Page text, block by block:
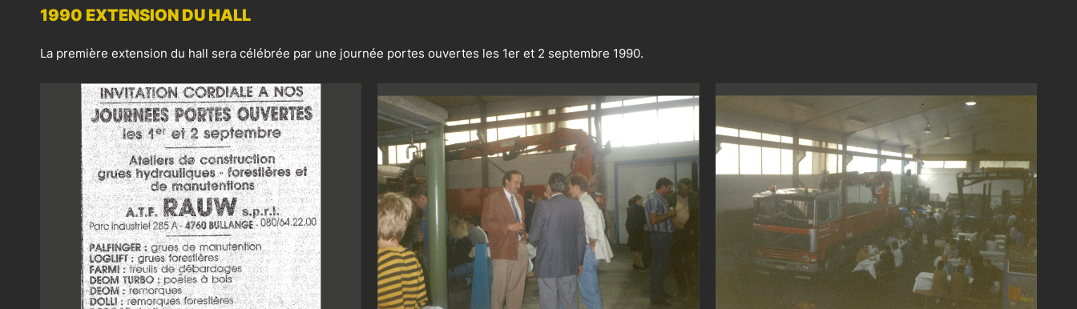
1990 EXTENSION DU HALL
La première extension du hall sera célébrée par une journée portes ouvertes les 1er et 2 septembre 1990.